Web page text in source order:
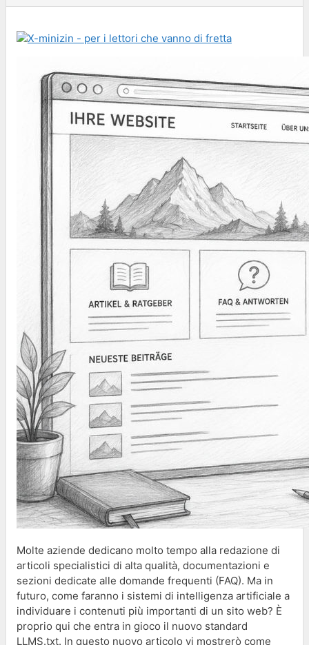
Molte aziende dedicano molto tempo alla redazione di
articoli specialistici di alta qualità, documentazioni e
sezioni dedicate alle domande frequenti (FAQ). Ma in
futuro, come faranno i sistemi di intelligenza artificiale a
individuare i contenuti più importanti di un sito web? È
proprio qui che entra in gioco il nuovo standard
LLMS.txt. In questo nuovo articolo vi mostrerò come